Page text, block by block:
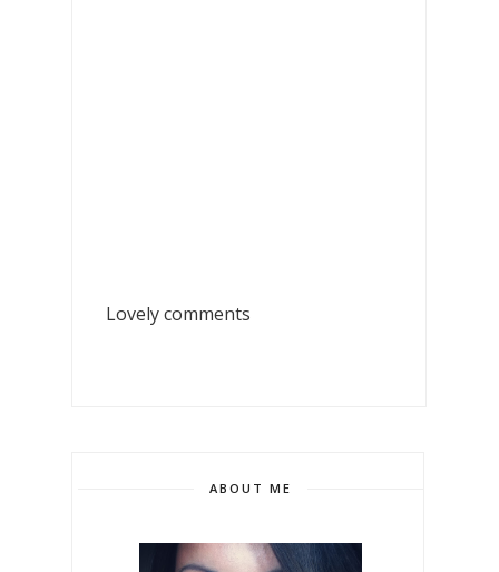
Lovely comments
ABOUT ME